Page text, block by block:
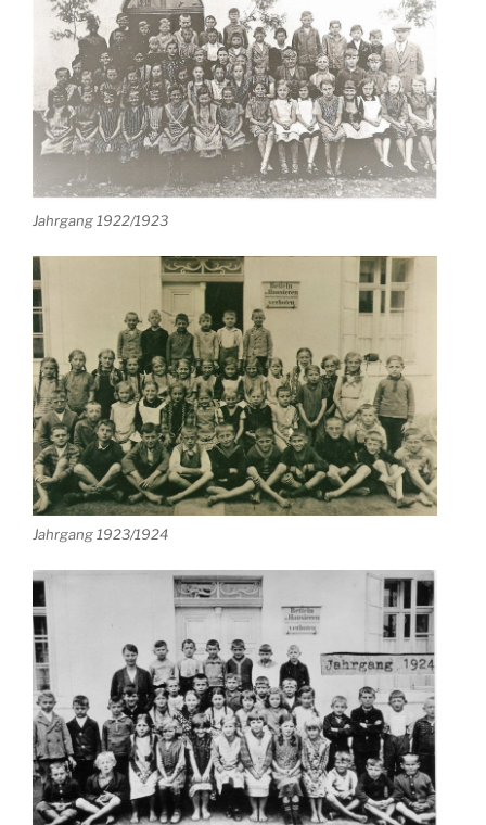
Jahrgang 1922/1923
Jahrgang 1923/1924